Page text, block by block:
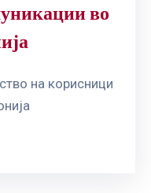
во
на корисници